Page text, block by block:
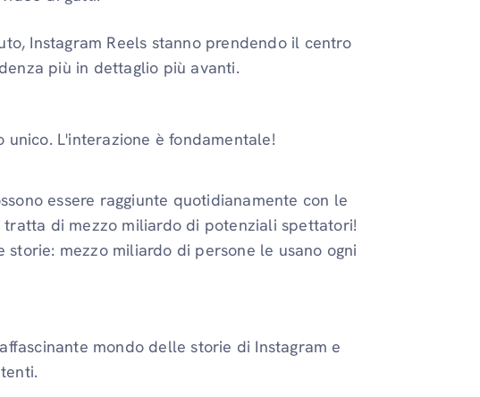
Instagram Reels stanno prendendo il centro
più in dettaglio più avanti.
unico. L'interazione è fondamentale!
essere raggiunte quotidianamente con le
di mezzo miliardo di potenziali spettatori!
mezzo miliardo di persone le usano ogni
mondo delle storie di Instagram e